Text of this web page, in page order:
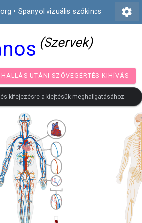
• Spanyol vizuális szókincs settings
(Szervek)
HALLÁS UTÁNI SZÖVEGÉRTÉS
és kifejezésre a kiejtésük meghallgatásához.